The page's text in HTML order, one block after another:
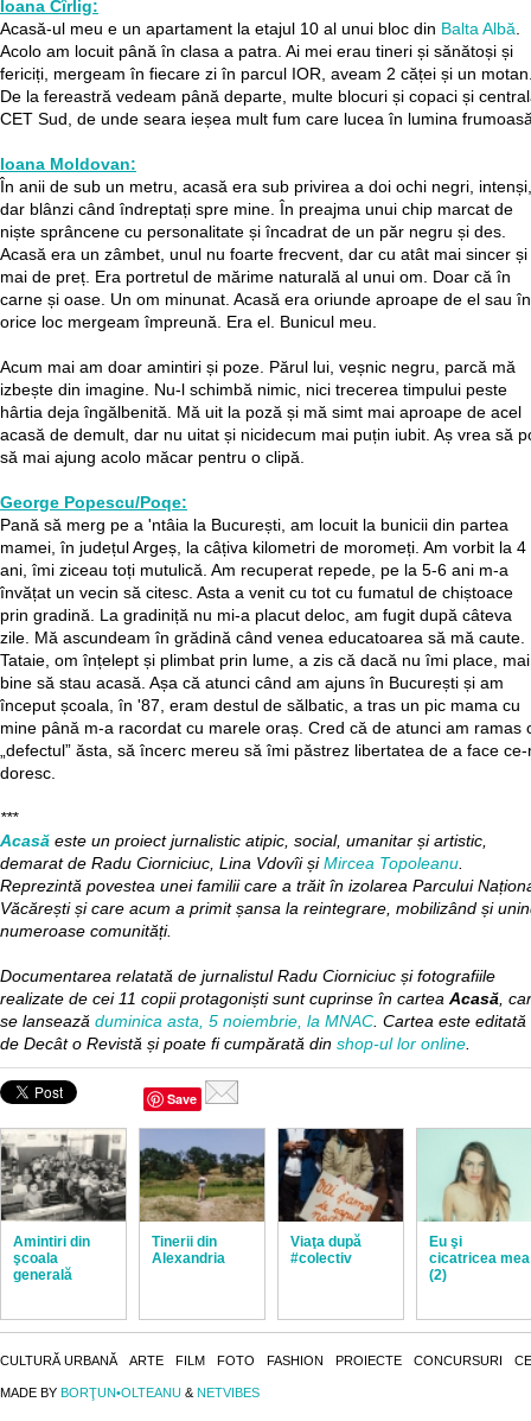
Ioana Cîrlig:
Acasă-ul meu e un apartament la etajul 10 al unui bloc din Balta Albă.
Acolo am locuit până în clasa a patra. Ai mei erau tineri și sănătoși și
fericiți, mergeam în fiecare zi în parcul IOR, aveam 2 căței și un
De la fereastră vedeam până departe, multe blocuri și copaci și
CET Sud, de unde seara ieșea mult fum care lucea în lumina
Ioana Moldovan:
În anii de sub un metru, acasă era sub privirea a doi ochi negri, intenși,
dar blânzi când îndreptați spre mine. În preajma unui chip marcat de
niște sprâncene cu personalitate și încadrat de un păr negru și des.
Acasă era un zâmbet, unul nu foarte frecvent, dar cu atât mai sincer și
mai de preț. Era portretul de mărime naturală al unui om. Doar că în
carne și oase. Un om minunat. Acasă era oriunde aproape de el sau în
orice loc mergeam împreună. Era el. Bunicul meu.
Acum mai am doar amintiri și poze. Părul lui, veșnic negru, parcă mă
izbește din imagine. Nu-l schimbă nimic, nici trecerea timpului peste
hârtia deja îngălbenită. Mă uit la poză și mă simt mai aproape de acel
acasă de demult, dar nu uitat și nicidecum mai puțin iubit. Aș vrea să
să mai ajung acolo măcar pentru o clipă.
George Popescu/Poqe:
Pană să merg pe a 'ntâia la București, am locuit la bunicii din partea
mamei, în județul Argeș, la câțiva kilometri de moromeți. Am vorbit la 4
ani, îmi ziceau toți mutulică. Am recuperat repede, pe la 5-6 ani m-a
învățat un vecin să citesc. Asta a venit cu tot cu fumatul de chiștoace
prin gradină. La gradiniță nu mi-a placut deloc, am fugit după câteva
zile. Mă ascundeam în grădină când venea educatoarea să mă caute.
Tataie, om înțelept și plimbat prin lume, a zis că dacă nu îmi place, mai
bine să stau acasă. Așa că atunci când am ajuns în București și am
început școala, în '87, eram destul de sălbatic, a tras un pic mama cu
mine până m-a racordat cu marele oraș. Cred că de atunci am ramas
„defectul” ăsta, să încerc mereu să îmi păstrez libertatea de a face ce-
doresc.
***
Acasă este un proiect jurnalistic atipic, social, umanitar și artistic,
demarat de Radu Ciorniciuc, Lina Vdovîi și Mircea Topoleanu.
Reprezintă povestea unei familii care a trăit în izolarea Parcului
Văcărești și care acum a primit șansa la reintegrare, mobilizând și
numeroase comunități.
Documentarea relatată de jurnalistul Radu Ciorniciuc și fotografiile
realizate de cei 11 copii protagoniști sunt cuprinse în cartea Acasă,
se lansează duminica asta, 5 noiembrie, la MNAC. Cartea este editată
de Decât o Revistă și poate fi cumpărată din shop-ul lor online.
Save
Amintiri din
şcoala
generală
Tinerii din
Alexandria
Viaţa după
#colectiv
Eu şi
cicatricea mea
(2)
CULTURĂ URBANĂ ARTE FILM FOTO FASHION PROIECTE CONCURSURI
MADE BY BORŢUN•OLTEANU & NETVIBES